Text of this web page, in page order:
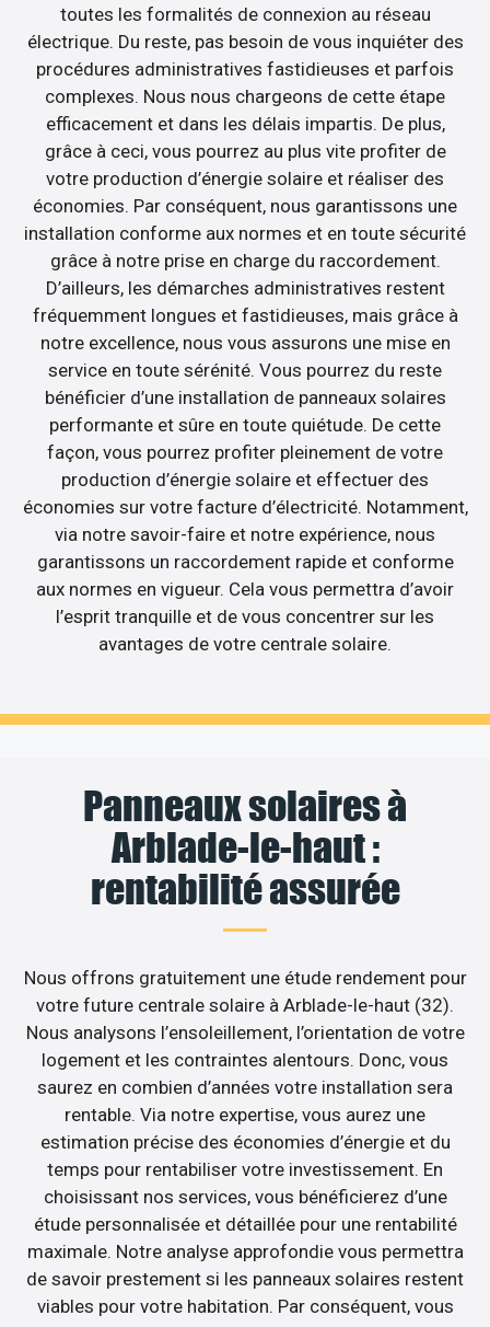
toutes les formalités de connexion au réseau
électrique. Du reste, pas besoin de vous inquiéter des
procédures administratives fastidieuses et parfois
complexes. Nous nous chargeons de cette étape
efficacement et dans les délais impartis. De plus,
grâce à ceci, vous pourrez au plus vite profiter de
votre production d’énergie solaire et réaliser des
économies. Par conséquent, nous garantissons une
installation conforme aux normes et en toute sécurité
grâce à notre prise en charge du raccordement.
D’ailleurs, les démarches administratives restent
fréquemment longues et fastidieuses, mais grâce à
notre excellence, nous vous assurons une mise en
service en toute sérénité. Vous pourrez du reste
bénéficier d’une installation de panneaux solaires
performante et sûre en toute quiétude. De cette
façon, vous pourrez profiter pleinement de votre
production d’énergie solaire et effectuer des
économies sur votre facture d’électricité. Notamment,
via notre savoir-faire et notre expérience, nous
garantissons un raccordement rapide et conforme
aux normes en vigueur. Cela vous permettra d’avoir
l’esprit tranquille et de vous concentrer sur les
avantages de votre centrale solaire.
Panneaux solaires à
Arblade-le-haut :
rentabilité assurée
Nous offrons gratuitement une étude rendement pour
votre future centrale solaire à Arblade-le-haut (32).
Nous analysons l’ensoleillement, l’orientation de votre
logement et les contraintes alentours. Donc, vous
saurez en combien d’années votre installation sera
rentable. Via notre expertise, vous aurez une
estimation précise des économies d’énergie et du
temps pour rentabiliser votre investissement. En
choisissant nos services, vous bénéficierez d’une
étude personnalisée et détaillée pour une rentabilité
maximale. Notre analyse approfondie vous permettra
de savoir prestement si les panneaux solaires restent
viables pour votre habitation. Par conséquent, vous